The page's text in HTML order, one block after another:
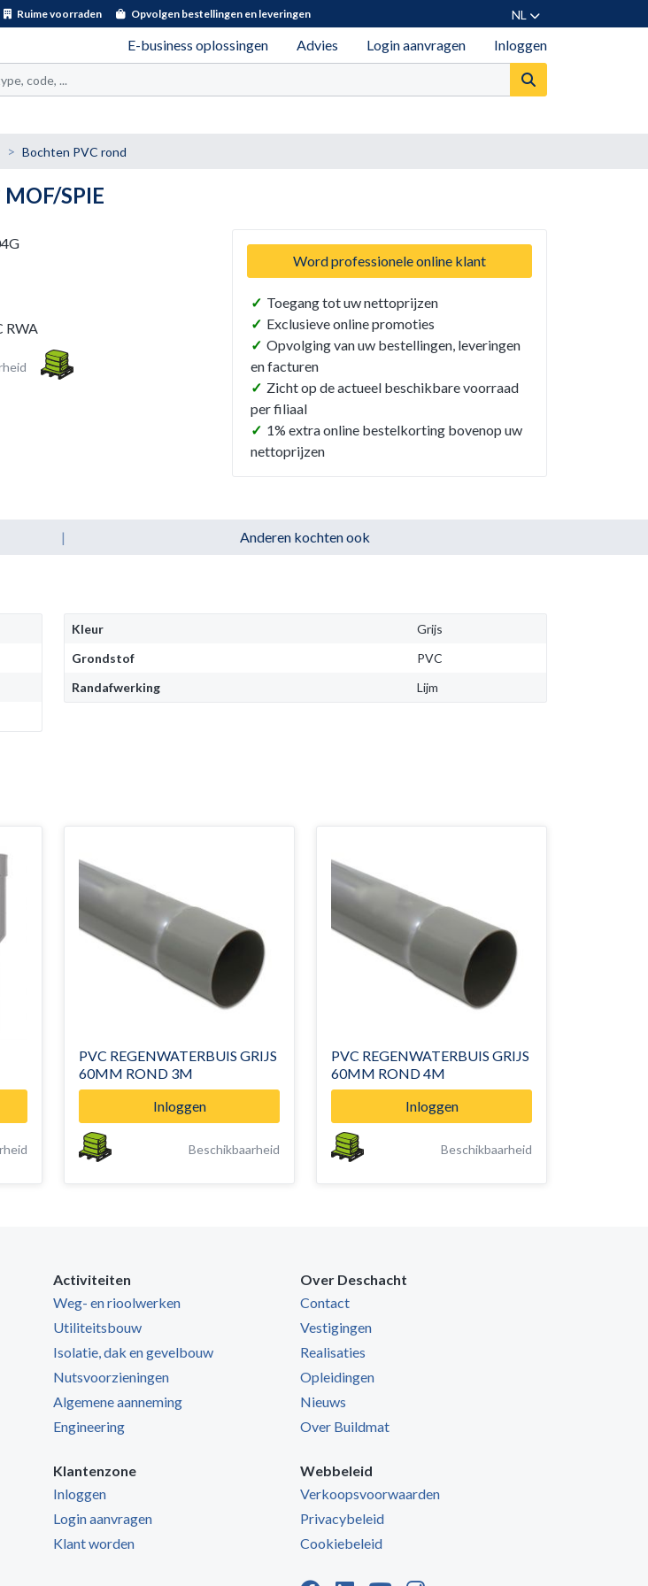
Ruime voorraden Opvolgen bestellingen en leveringen NL
E-business oplossingen Advies Login aanvragen Inloggen
Bochten PVC rond
SPIE
RWA
Word professionele online klant
✓ Toegang tot uw nettoprijzen
✓ Exclusieve online promoties
✓ Opvolging van uw bestellingen, leveringen
en facturen
✓ Zicht op de actueel beschikbare voorraad
per filiaal
✓ 1% extra online bestelkorting bovenop uw
nettoprijzen
| Anderen kochten ook
Kleur
Grijs
Grondstof
PVC
Randafwerking
Lijm
PVC REGENWATERBUIS GRIJS
60MM ROND 3M
Inloggen
Beschikbaarheid
PVC REGENWATERBUIS GRIJS
60MM ROND 4M
Inloggen
Beschikbaarheid
Activiteiten
Weg- en rioolwerken
Utiliteitsbouw
Isolatie, dak en gevelbouw
Nutsvoorzieningen
Algemene aanneming
Engineering
Klantenzone
Inloggen
Login aanvragen
Klant worden
Over Deschacht
Contact
Vestigingen
Realisaties
Opleidingen
Nieuws
Over Buildmat
Webbeleid
Verkoopsvoorwaarden
Privacybeleid
Cookiebeleid